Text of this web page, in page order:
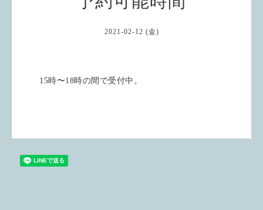
2021-02-12 (金)
15時〜18時の間で受付中。